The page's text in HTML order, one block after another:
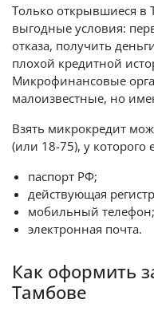
Только открывшиеся
выгодные условия:
отказа, получить
плохой кредитной
Микрофинансовые
малоизвестные, но
Взять микрокредит
(или 18-75), у которого
паспорт РФ;
действующая
мобильный телефон;
электронная почта.
Как оформить
Тамбове